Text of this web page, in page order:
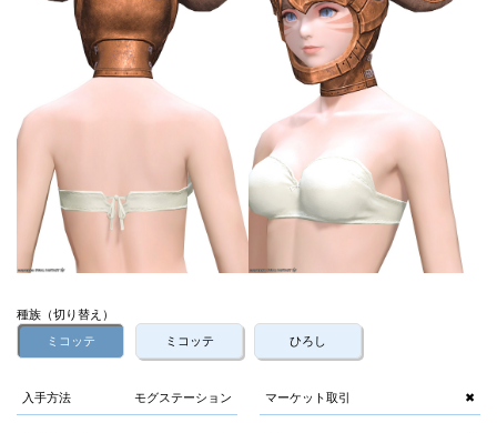
種族（切り替え）
ミコッテ
ミコッテ ひろし
入手方法 モグステーション マーケット取引 ✖